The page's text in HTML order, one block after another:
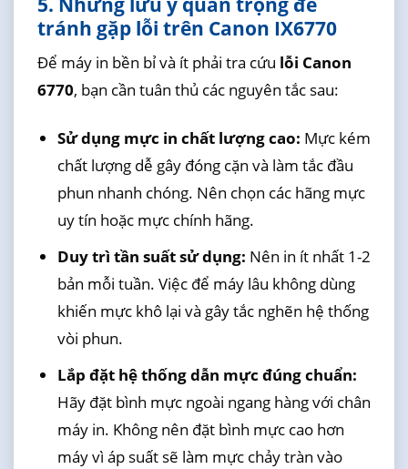
tránh gặp lỗi trên Canon IX6770
Để máy in bền bỉ và ít phải tra cứu lỗi Canon
6770, bạn cần tuân thủ các nguyên tắc sau:
Sử dụng mực in chất lượng cao: Mực kém
chất lượng dễ gây đóng cặn và làm tắc đầu
phun nhanh chóng. Nên chọn các hãng mực
uy tín hoặc mực chính hãng.
Duy trì tần suất sử dụng: Nên in ít nhất 1-2
bản mỗi tuần. Việc để máy lâu không dùng
khiến mực khô lại và gây tắc nghẽn hệ thống
vòi phun.
Lắp đặt hệ thống dẫn mực đúng chuẩn:
Hãy đặt bình mực ngoài ngang hàng với chân
máy in. Không nên đặt bình mực cao hơn
máy vì áp suất sẽ làm mực chảy tràn vào